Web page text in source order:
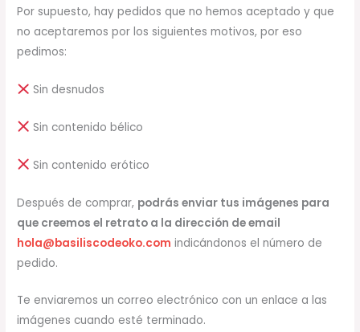
Por supuesto, hay pedidos que no hemos aceptado y que
no aceptaremos por los siguientes motivos, por eso
pedimos:
Sin desnudos
Sin contenido bélico
Sin contenido erótico
Después de comprar, podrás enviar tus imágenes para
que creemos el retrato a la dirección de email
hola@basiliscodeoko.com indicándonos el número de
pedido.
Te enviaremos un correo electrónico con un enlace a las
imágenes cuando esté terminado.